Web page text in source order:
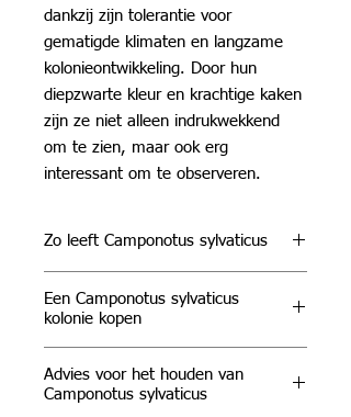
dankzij zijn tolerantie voor
gematigde klimaten en langzame
kolonieontwikkeling. Door hun
diepzwarte kleur en krachtige kaken
zijn ze niet alleen indrukwekkend
om te zien, maar ook erg
interessant om te observeren.
Zo leeft Camponotus sylvaticus
voornamelijk indroge bossen,
bosranden en open struikgebieden
stenen, in de aarde of in rottend
hout. Kolonies zijnmonogyn
Een Camponotus sylvaticus
kolonie kopen
rustige maar visueel aantrekkelijke
mierensoort zoekt. Koninginnen
Advies voor het houden van
Camponotus sylvaticus